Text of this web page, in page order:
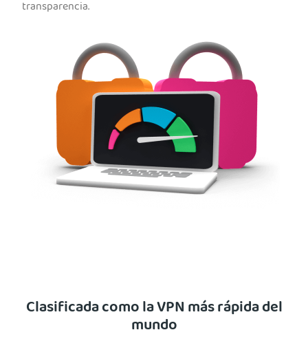
transparencia.
Clasificada como la VPN más rápida del
mundo